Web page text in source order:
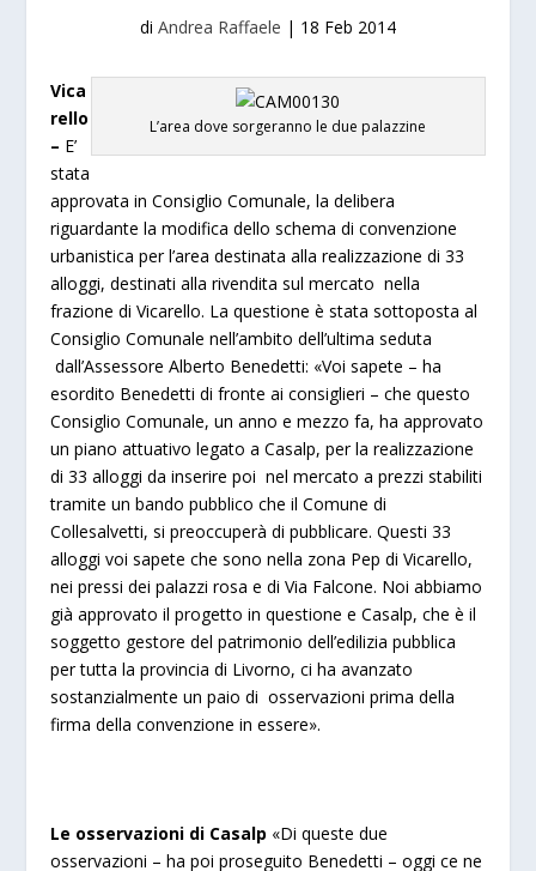
di Andrea Raffaele | 18 Feb 2014
L’area dove sorgeranno le due palazzine
Vica
rello
– E’
stata
approvata in Consiglio Comunale, la delibera
riguardante la modifica dello schema di convenzione
urbanistica per l’area destinata alla realizzazione di 33
alloggi, destinati alla rivendita sul mercato nella
frazione di Vicarello. La questione è stata sottoposta al
Consiglio Comunale nell’ambito dell’ultima seduta
dall’Assessore Alberto Benedetti: «Voi sapete – ha
esordito Benedetti di fronte ai consiglieri – che questo
Consiglio Comunale, un anno e mezzo fa, ha approvato
un piano attuativo legato a Casalp, per la realizzazione
di 33 alloggi da inserire poi nel mercato a prezzi stabiliti
tramite un bando pubblico che il Comune di
Collesalvetti, si preoccuperà di pubblicare. Questi 33
alloggi voi sapete che sono nella zona Pep di Vicarello,
nei pressi dei palazzi rosa e di Via Falcone. Noi abbiamo
già approvato il progetto in questione e Casalp, che è il
soggetto gestore del patrimonio dell’edilizia pubblica
per tutta la provincia di Livorno, ci ha avanzato
sostanzialmente un paio di osservazioni prima della
firma della convenzione in essere».
Le osservazioni di Casalp «Di queste due
osservazioni – ha poi proseguito Benedetti – oggi ce ne